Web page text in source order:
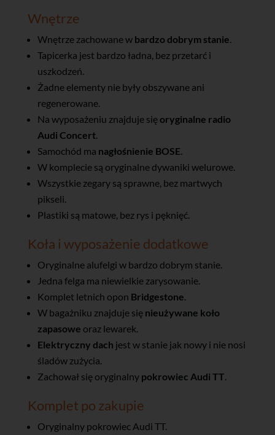
Wnętrze
Wnętrze zachowane w bardzo dobrym stanie
Tapicerka jest bardzo ładna, bez przetarć i
uszkodzeń.
Żadne elementy nie były obszywane ani
regenerowane.
Na wyposażeniu znajduje sięoryginalne radio
Audi Concert.
Samochód ma nagłośnienie BOSE.
W komplecie są oryginalne dywaniki welurowe.
Wszystkie zegary są sprawne, bez martwych
pikseli.
Plastiki są matowe, bez rys i pęknięć.
Koła i wyposażenie dodatkowe
Oryginalne alufelgi w bardzo dobrym stanie.
Jedna felga ma niewielkie zarysowanie.
Komplet letnich opon Bridgestone
W bagażniku znajduje się nieużywane koło
zapasowe oraz lewarek.
Elektryczny dach jest w stanie jak nowy i nie nosi
śladów zużycia.
Zachował się oryginalny pokrowiec Audi TT
Komplet po zakupie
Oryginalny pokrowiec Audi TT.